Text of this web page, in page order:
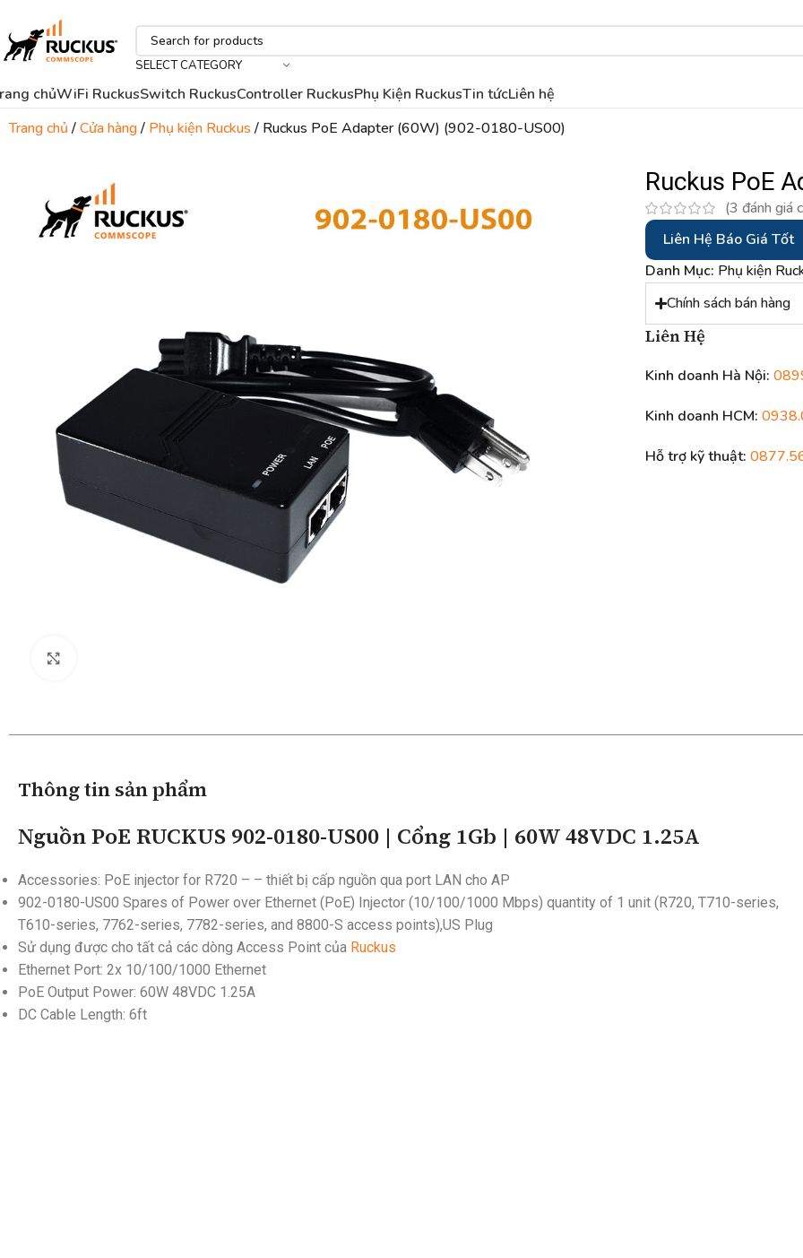
SELECT CATEGORY
chủWiFi RuckusSwitch RuckusController RuckusPhụ Kiện RuckusTin tứcLiên hệ
Trang chủ
Cửa hàng Phụ kiện Ruckus Ruckus PoE Adapter (60W) (902-0180-US00)
Ruckus PoE
(3 đánh giá
Liên Hệ Báo Giá Tốt
Danh Mục: Phụ kiện
Chính sách bán hàng
Liên Hệ
Kinh doanh Hà Nội:
Kinh doanh HCM:
Hỗ trợ kỹ thuật:
Thông tin sản phẩm
Nguồn PoE RUCKUS 902-0180-US00 | Cổng 1Gb | 60W 48VDC 1.25A
Accessories: PoE injector for R720 – – thiết bị cấp nguồn qua port LAN cho AP
902-0180-US00 Spares of Power over Ethernet (PoE) Injector (10/100/1000 Mbps) quantity of 1 unit (R720, T710-series,
T610-series, 7762-series, 7782-series, and 8800-S access points),US Plug
Sử dụng được cho tất cả các dòng Access Point của Ruckus
Ethernet Port: 2x 10/100/1000 Ethernet
PoE Output Power: 60W 48VDC 1.25A
DC Cable Length: 6ft